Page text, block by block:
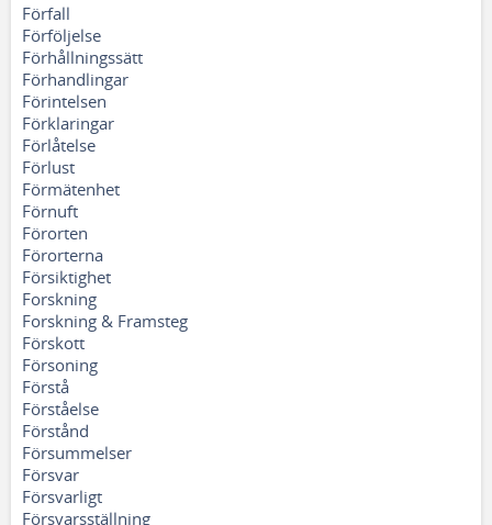
Förfall
Förföljelse
Förhållningssätt
Förhandlingar
Förintelsen
Förklaringar
Förlåtelse
Förlust
Förmätenhet
Förnuft
Förorten
Förorterna
Försiktighet
Forskning
Forskning & Framsteg
Förskott
Försoning
Förstå
Förståelse
Förstånd
Försummelser
Försvar
Försvarligt
Försvarsställning